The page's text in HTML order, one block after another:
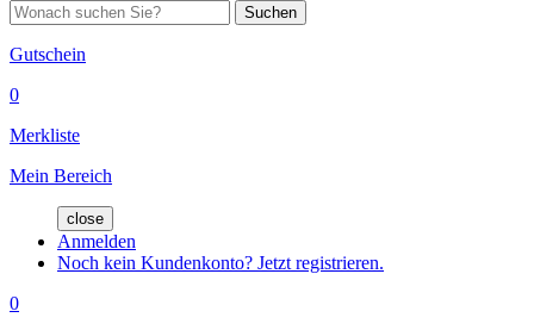
Suchen
Gutschein
0
Merkliste
Mein Bereich
close
Anmelden
Noch kein Kundenkonto? Jetzt registrieren.
0